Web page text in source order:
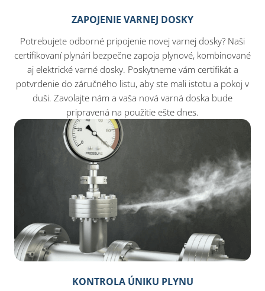
ZAPOJENIE VARNEJ DOSKY
Potrebujete odborné pripojenie novej varnej dosky? Naši
certifikovaní plynári bezpečne zapoja plynové, kombinované
aj elektrické varné dosky. Poskytneme vám certifikát a
potvrdenie do záručného listu, aby ste mali istotu a pokoj v
duši. Zavolajte nám a vaša nová varná doska bude
pripravená na použitie ešte dnes.
KONTROLA ÚNIKU PLYNU